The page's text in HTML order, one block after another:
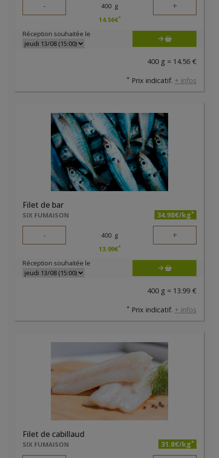
- 400 g +
14.56€*
Réception souhaitée le
400 g = 14.56 €
* Prix indicatif. + infos
Filet de bar
SIX FUMAISON 34.98€/kg*
- 400 g +
13.99€*
Réception souhaitée le
400 g = 13.99 €
* Prix indicatif. + infos
Filet de cabillaud
SIX FUMAISON 31.8€/kg*